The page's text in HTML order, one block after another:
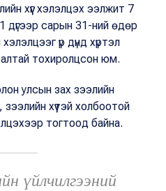
хүүг хэлэлцэх ээлжит 7
дүгээр сарын 31-ний өдөр
үр дүнд хүртэл
тохиролцсон юм.
улсын зах зээлийн
хүүтэй холбоотой
тогтоод байна.
үйлчилгээний